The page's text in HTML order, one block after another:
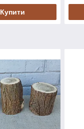
Купити